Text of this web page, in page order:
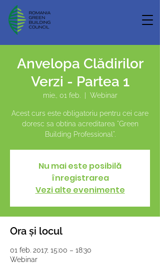
Anvelopa Clădirilor
Verzi - Partea 1
mie., 01 feb. Webinar
Acest curs este obligatoriu pentru cei care
doresc sa obtina acreditarea "Green
Building Professional".
Nu mai este posibilă
înregistrarea
Vezi alte evenimente
Ora și locul
01 feb. 2017, 15:00 – 18:30
Webinar